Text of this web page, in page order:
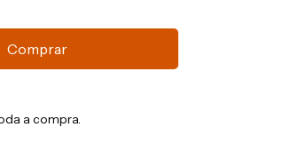
a compra.